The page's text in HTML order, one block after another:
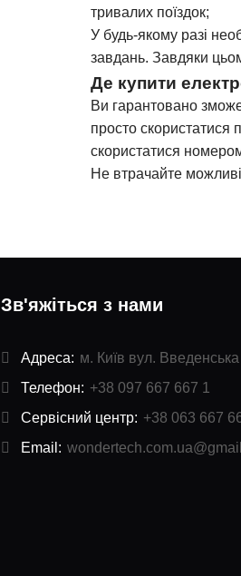
тривалих поїздок;
У будь-якому разі
завдань. Завдяки
Де купити
Ви гарантовано
просто
скористатися
Не втрачайте
Зв'яжіться з нами
Адреса: м. Київ вул.
Телефон: +38 097 667 667 1
Сервісний центр: +38 063 667
Email: